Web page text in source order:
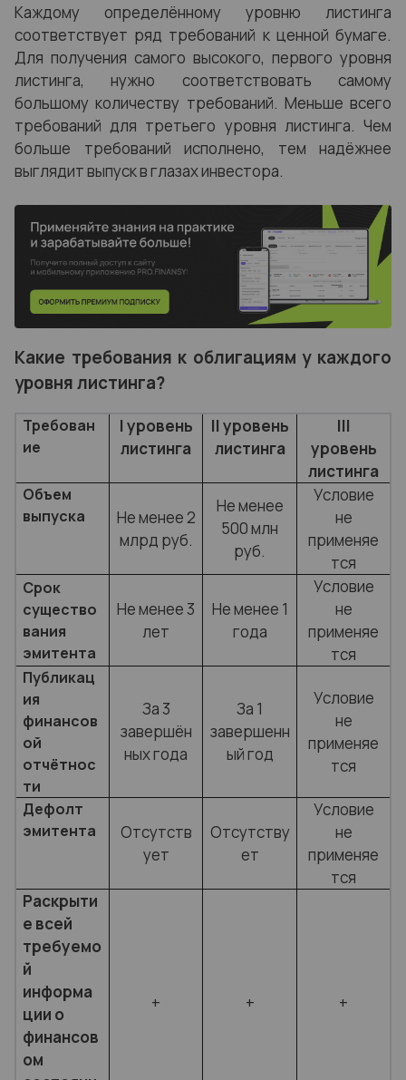
Каждому определённому уровню листинга
соответствует ряд требований к ценной бумаге.
Для получения самого высокого, первого уровня
листинга, нужно соответствовать самому
большому количеству требований. Меньше всего
требований для третьего уровня листинга. Чем
больше требований исполнено, тем надёжнее
выглядит выпуск в глазах инвестора.
Какие требования к облигациям у каждого
уровня листинга?
Требован
ие
I уровень
листинга
II уровень
листинга
III
уровень
листинга
Объем
выпуска
Не менее 2
млрд руб.
Не менее
500 млн
руб.
Условие
не
применяе
тся
Срок
существо
вания
эмитента
Не менее 3
лет
Не менее 1
года
Условие
не
применяе
тся
Публикац
ия
финансов
ой
отчётнос
ти
За 3
завершён
ных года
За 1
завершенн
ый год
Условие
не
применяе
тся
Дефолт
эмитента
Отсутств
ует
Отсутству
ет
Условие
не
применяе
тся
Раскрыти
е всей
требуемо
й
информа
ции о
финансов
ом
+ + +